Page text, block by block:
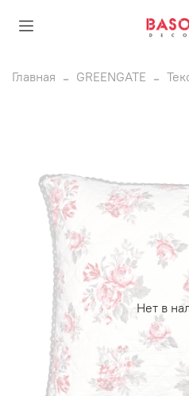
Главная GREENGATE
Нет в